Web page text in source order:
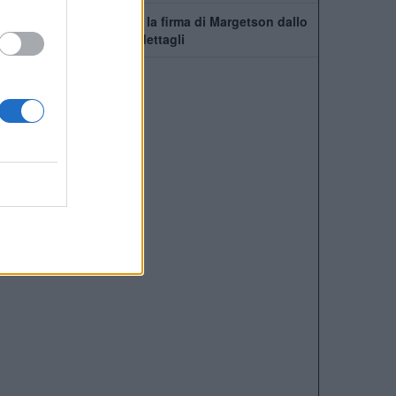
Manchester United, c'è la firma di Margetson dallo
Swansea: annuncio e dettagli